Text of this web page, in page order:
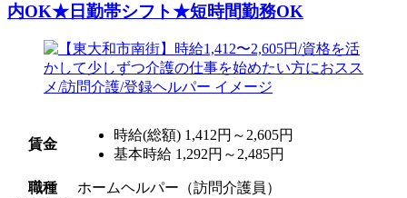
内OK★日勤帯シフト★短時間勤務OK
賃金
時給(総額) 1,412円～2,605円
基本時給 1,292円～2,485円
職種
ホームヘルパー（訪問介護員）